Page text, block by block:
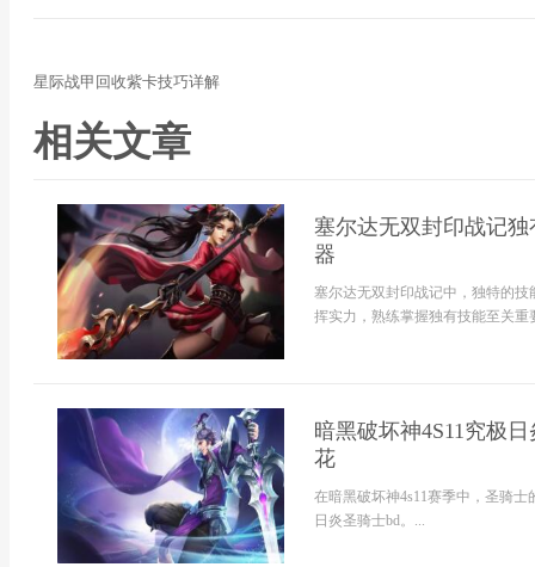
星际战甲回收紫卡技巧详解
相关文章
塞尔达无双封印战记
器
塞尔达无双封印战记中，独特的
挥实力，熟练掌握独有技能至关重
暗黑破坏神4S11究极
花
在暗黑破坏神4s11赛季中，圣骑
日炎圣骑士bd。...